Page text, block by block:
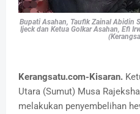
Bupati Asahan, Taufik Zainal Abidin
Ijeck dan Ketua Golkar Asahan, Efi
Kerangsatu.com-Kisaran.
Utara (Sumut) Musa
melakukan penyembelihan